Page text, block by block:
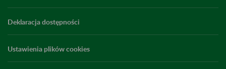
Deklaracja dostępności
Ustawienia plików cookies